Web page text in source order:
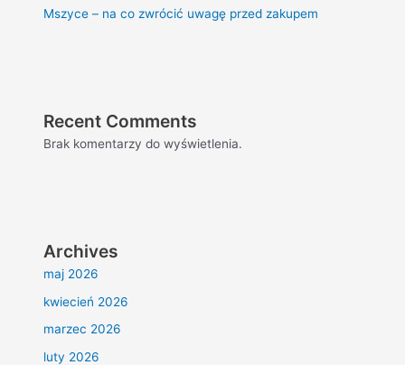
Mszyce – na co zwrócić uwagę przed zakupem
Recent Comments
Brak komentarzy do wyświetlenia.
Archives
maj 2026
kwiecień 2026
marzec 2026
luty 2026